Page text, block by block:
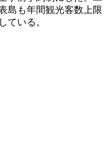
島も年間観光客数上限
ている。